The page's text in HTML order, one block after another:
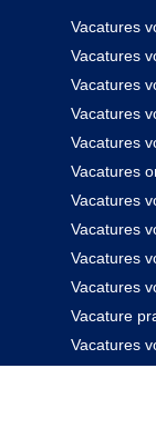
Vacatures
Vacatures
Vacatures
Vacatures
Vacatures
Vacatures
Vacatures
Vacatures
Vacatures
Vacatures
Vacature
Vacatures